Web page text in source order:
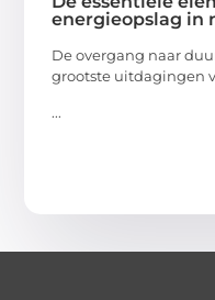
energieopslag in
De overgang naar
grootste uitdagingen
...